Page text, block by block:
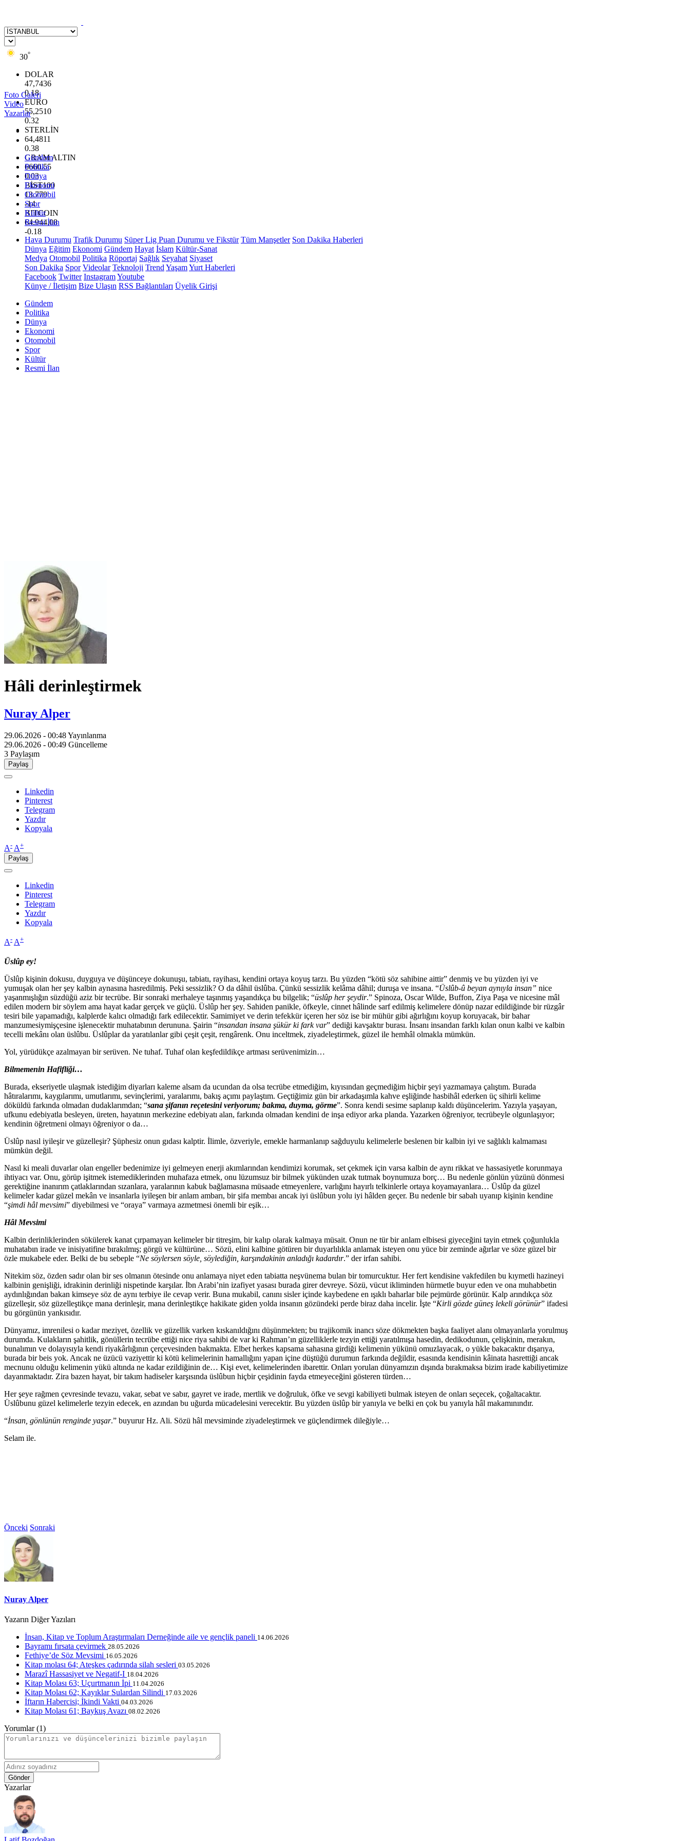
30°
DOLAR
47,7436
0.18
EURO
55,2510
0.32
STERLİN
64,4811
0.38
GRAM ALTIN
6660.55
0.03
BİST100
13.779
-14
BITCOIN
64.944,08
-0.18
Foto Galeri
Video
Yazarlar
Gündem
Politika
Dünya
Ekonomi
Otomobil
Spor
Kültür
Resmi İlan
Hava Durumu Trafik Durumu Süper Lig Puan Durumu ve Fikstür Tüm Manşetler Son Dakika Haberleri
Dünya Eğitim Ekonomi Gündem Hayat İslam Kültür-Sanat
Medya Otomobil Politika Röportaj Sağlık Seyahat Siyaset
Son Dakika Spor Videolar Teknoloji Trend YaşamYurt Haberleri
Facebook Twitter InstagramYoutube
Künye / İletişim Bize Ulaşın RSS Bağlantıları Üyelik Girişi
Gündem
Politika
Dünya
Ekonomi
Otomobil
Spor
Kültür
Resmi İlan
Hâli derinleştirmek
Nuray Alper
29.06.2026 - 00:48Yayınlanma
29.06.2026 - 00:49 Güncelleme
3 Paylaşım
Paylaş
Linkedin
Pinterest
Telegram
Yazdır
Kopyala
A- A+
Paylaş
Linkedin
Pinterest
Telegram
Yazdır
Kopyala
A- A+
Üslûp ey!
Üslûp kişinin dokusu, duyguya ve düşünceye dokunuşu, tabiatı, rayihası, kendini ortaya koyuş tarzı. Bu yüzden “kötü söz sahibine aittir” denmiş ve bu yüzden iyi ve
yumuşak olan her şey kalbin aynasına hasredilmiş. Peki sessizlik? O da dâhil üslûba. Çünkü sessizlik kelâma dâhil; duruşa ve insana. “Üslûb-û beyan aynıyla insan” nice
yaşanmışlığın süzdüğü aziz bir tecrübe. Bir sonraki merhaleye taşınmış yaşandıkça bu bilgelik; “üslûp her şeydir.” Spinoza, Oscar Wilde, Buffon, Ziya Paşa ve nicesine mâl
edilen modern bir söylem ama hayat kadar gerçek ve güçlü. Üslûp her şey. Sahiden panikle, öfkeyle, cinnet hâlinde sarf edilmiş kelimelere dönüp nazar edildiğinde bir rüzgâr
tesiri bile yapamadığı, kalplerde kalıcı olmadığı fark edilecektir. Samimiyet ve derin tefekkür içeren her söz ise bir mühür gibi ağırlığını koyup koruyacak, bir bahar
manzumesiymişçesine işlenecektir muhatabının derununa. Şairin “insandan insana şükür ki fark var” dediği kavşaktır burası. İnsanı insandan farklı kılan onun kalbi ve kalbin
tecelli mekânı olan üslûbu. Üslûplar da yaratılanlar gibi çeşit çeşit, rengârenk. Onu inceltmek, ziyadeleştirmek, güzel ile hemhâl olmakla mümkün.
Yol, yürüdükçe azalmayan bir serüven. Ne tuhaf. Tuhaf olan keşfedildikçe artması serüvenimizin…
Bilmemenin Hafifliği…
Burada, ekseriyetle ulaşmak istediğim diyarları kaleme alsam da ucundan da olsa tecrübe etmediğim, kıyısından geçmediğim hiçbir şeyi yazmamaya çalıştım. Burada
hâtıralarımı, kaygılarımı, umutlarımı, sevinçlerimi, yaralarımı, bakış açımı paylaştım. Geçtiğimiz gün bir arkadaşımla kahve eşliğinde hasbihâl ederken üç sihirli kelime
döküldü farkında olmadan dudaklarımdan; “sana şifanın reçetesini veriyorum; bakma, duyma, görme”. Sonra kendi sesime saplanıp kaldı düşüncelerim. Yazıyla yaşayan,
ufkunu edebiyatla besleyen, üreten, hayatının merkezine edebiyatı alan, farkında olmadan kendini de inşa ediyor arka planda. Yazarken öğreniyor, tecrübeyle olgunlaşıyor;
kendinin öğretmeni olmayı öğreniyor o da…
Üslûp nasıl iyileşir ve güzelleşir? Şüphesiz onun gıdası kalptir. İlimle, özveriyle, emekle harmanlanıp sağduyulu kelimelerle beslenen bir kalbin iyi ve sağlıklı kalmaması
mümkün değil.
Nasıl ki meali duvarlar olan engeller bedenimize iyi gelmeyen enerji akımlarından kendimizi korumak, set çekmek için varsa kalbin de aynı rikkat ve hassasiyetle korunmaya
ihtiyacı var. Onu, görüp işitmek istemediklerinden muhafaza etmek, onu lüzumsuz bir bilmek yükünden uzak tutmak boynumuza borç… Bu nedenle gönlün yüzünü dönmesi
gerektiğine inanırım çatlaklarından sızanlara, yaralarının kabuk bağlamasına müsaade etmeyenlere, varlığını hayırlı telkinlerle ortaya koyamayanlara… Üslûp da güzel
kelimeler kadar güzel mekân ve insanlarla iyileşen bir anlam ambarı, bir şifa membaı ancak iyi üslûbun yolu iyi hâlden geçer. Bu nedenle bir sabah uyanıp kişinin kendine
“şimdi hâl mevsimi” diyebilmesi ve “oraya” varmaya azmetmesi önemli bir eşik…
Hâl Mevsimi
Kalbin derinliklerinden sökülerek kanat çırpamayan kelimeler bir titreşim, bir kalıp olarak kalmaya müsait. Onun ne tür bir anlam elbisesi giyeceğini tayin etmek çoğunlukla
muhatabın irade ve inisiyatifine bırakılmış; görgü ve kültürüne… Sözü, elini kalbine götüren bir duyarlılıkla anlamak isteyen onu yüce bir zeminde ağırlar ve söze güzel bir
özle mukabele eder. Belki de bu sebeple “Ne söylersen söyle, söylediğin, karşındakinin anladığı kadardır.” der irfan sahibi.
Nitekim söz, özden sadır olan bir ses olmanın ötesinde onu anlamaya niyet eden tabiatta neşvünema bulan bir tomurcuktur. Her fert kendisine vakfedilen bu kıymetli hazineyi
kalbinin genişliği, idrakinin derinliği nispetinde karşılar. İbn Arabi’nin izafiyet yasası burada girer devreye. Sözü, vücut ikliminden hürmetle buyur eden ve ona muhabbetin
aydınlığından bakan kimseye söz de aynı terbiye ile cevap verir. Buna mukabil, canını sisler içinde kaybedene en ışıklı baharlar bile pejmürde görünür. Kalp arındıkça söz
güzelleşir, söz güzelleştikçe mana derinleşir, mana derinleştikçe hakikate giden yolda insanın gözündeki perde biraz daha incelir. İşte “Kirli gözde güneş lekeli görünür” ifadesi
bu görgünün yankısıdır.
Dünyamız, imrenilesi o kadar meziyet, özellik ve güzellik varken kıskanıldığını düşünmekten; bu trajikomik inancı söze dökmekten başka faaliyet alanı olmayanlarla yorulmuş
durumda. Kulakların şahitlik, gönüllerin tecrübe ettiği nice riya sahibi de var ki Rahman’ın güzelliklerle tezyin ettiği yaratılmışa hasedin, dedikodunun, çelişkinin, merakın,
bunalımın ve dolayısıyla kendi riyakârlığının çerçevesinden bakmakta. Elbet herkes kapsama sahasına girdiği kelimenin yükünü omuzlayacak, o yükle bakacaktır dışarıya,
burada bir beis yok. Ancak ne üzücü vaziyettir ki kötü kelimelerinin hamallığını yapan içine düştüğü durumun farkında değildir, esasında kendisinin kâinata hasrettiği ancak
mecnunu olduğu kelimenin yükü altında ne kadar ezildiğinin de… Kişi evet, kelimelerinden ibarettir. Onları yorulan dünyamızın dışında bırakmaksa bizim irade kabiliyetimize
dayanmaktadır. Zira bazen hayat, bir takım hadiseler karşısında üslûbun hiçbir çeşidinin fayda etmeyeceğini gösteren türden…
Her şeye rağmen çevresinde tevazu, vakar, sebat ve sabır, gayret ve irade, mertlik ve doğruluk, öfke ve sevgi kabiliyeti bulmak isteyen de onları seçecek, çoğaltacaktır.
Üslûbunu güzel kelimelerle tezyin edecek, en azından bu uğurda mücadelesini verecektir. Bu yüzden üslûp bir yanıyla ve belki en çok bu yanıyla hâl makamınındır.
“İnsan, gönlünün renginde yaşar.” buyurur Hz. Ali. Sözü hâl mevsiminde ziyadeleştirmek ve güçlendirmek dileğiyle…
Selam ile.
Önceki Sonraki
Nuray Alper
Yazarın Diğer Yazıları
İnsan, Kitap ve Toplum Araştırmaları Derneğinde aile ve gençlik paneli 14.06.2026
Bayramı fırsata çevirmek 28.05.2026
Fethiye’de Söz Mevsimi 16.05.2026
Kitap molası 64; Ateşkes çadırında silah sesleri 03.05.2026
Marazî Hassasiyet ve Negatif-I 18.04.2026
Kitap Molası 63; Uçurtmanın İpi 11.04.2026
Kitap Molası 62; Kayıklar Sulardan Silindi 17.03.2026
İftarın Habercisi; İkindi Vakti 04.03.2026
Kitap Molası 61; Baykuş Avazı 08.02.2026
Yorumlar (1)
Gönder
Yazarlar